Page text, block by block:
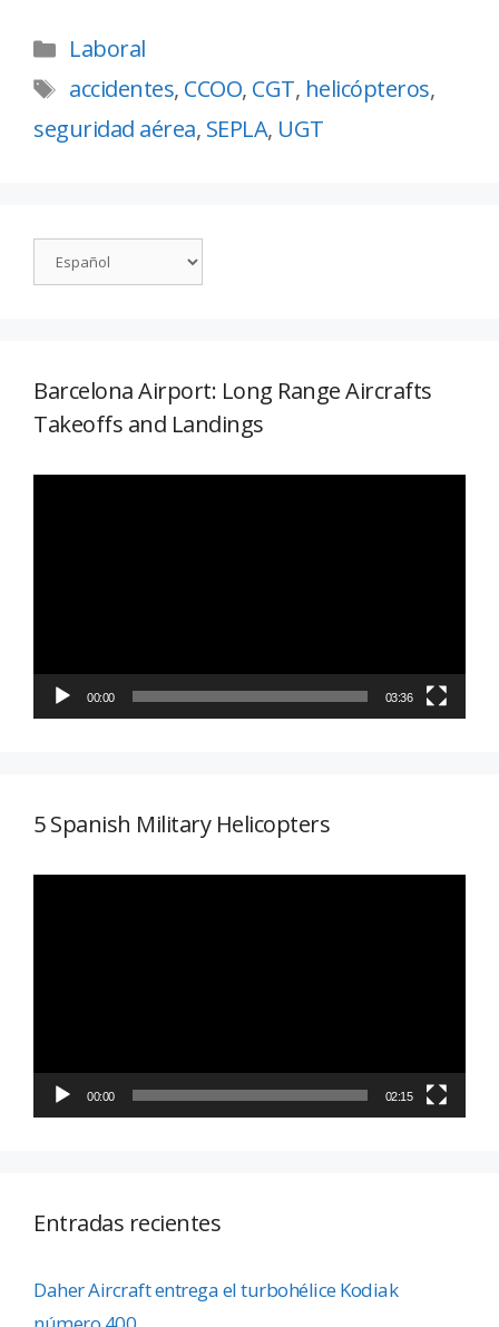
Laboral
accidentes, CCOO, CGT, helicópteros,
seguridad aérea, SEPLA, UGT
Barcelona Airport: Long Range Aircrafts
Takeoffs and Landings
00:00 03:36
5 Spanish Military Helicopters
00:00 02:15
Entradas recientes
Daher Aircraft entrega el turbohélice Kodiak